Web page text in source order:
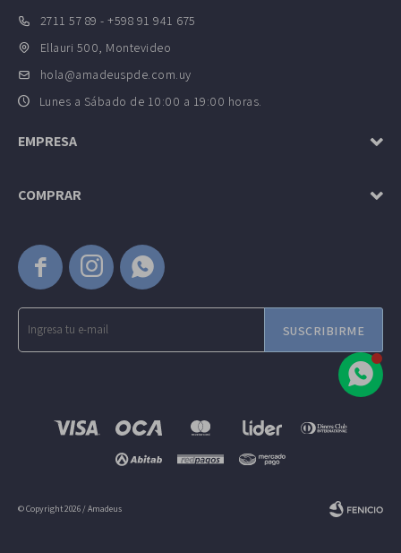
  
SUSCRIBIRME
2711 57 89 - +598 91 941 675
Ellauri 500, Montevideo
hola@amadeuspde.com.uy
Lunes a Sábado de 10:00 a 19:00 horas.
EMPRESA
COMPRAR
© Copyright 2026 / Amadeus